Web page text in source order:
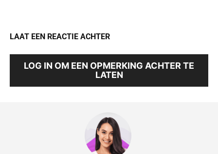
LAAT EEN REACTIE ACHTER
LOG IN OM EEN OPMERKING ACHTER TE
LATEN